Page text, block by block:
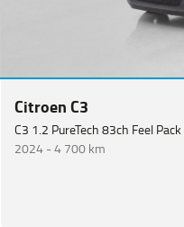
Citroen C3
C3 1.2 PureTech 83ch Feel Pack
2024 -4 700 km